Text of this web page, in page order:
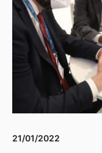
21/01/2022